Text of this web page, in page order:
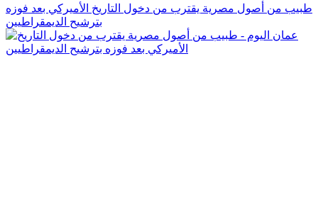
طبيب من أصول مصرية يقترب من دخول التاريخ الأميركي بعد فوزه
بترشيح الديمقراطيين